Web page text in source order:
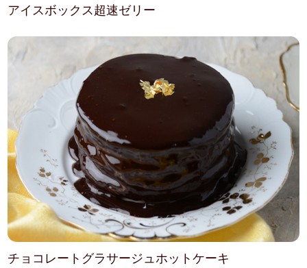
アイスボックス超速ゼリー
チョコレートグラサージュホットケーキ